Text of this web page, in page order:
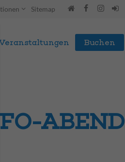
Sitemap
Buchen
ABEND